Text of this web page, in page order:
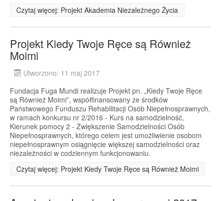
Czytaj więcej: Projekt Akademia Niezależnego Życia
Projekt Kiedy Twoje Ręce są Również
Moimi
Utworzono: 11 maj 2017
Fundacja Fuga Mundi realizuje Projekt pn. „Kiedy Twoje Ręce
są Również Moimi”, współfinansowany ze środków
Państwowego Funduszu Rehabilitacji Osób Niepełnosprawnych,
w ramach konkursu nr 2/2016 - Kurs na samodzielność,
Kierunek pomocy 2 - Zwiększenie Samodzielności Osób
Niepełnosprawnych, którego celem jest umożliwienie osobom
niepełnosprawnym osiągnięcie większej samodzielności oraz
niezależności w codziennym funkcjonowaniu.
Czytaj więcej: Projekt Kiedy Twoje Ręce są Również Moimi